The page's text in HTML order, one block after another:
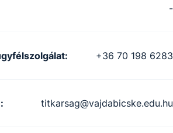
-
: +36 70 198 6283
: titkarsag@vajdabicske.edu.hu